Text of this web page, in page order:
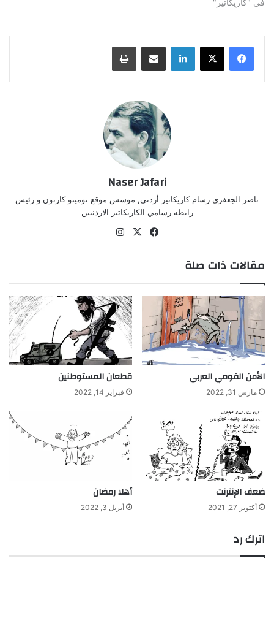
لينكدإن مشاركة عبر البريد طباعة
Naser Jafari
ناصر الجعفري رسام كاريكاتير أردني, موسس موقع توميتو كارتون و رئيس
رابطة رسامي الكاريكاتير الاردنيين
فيسبوك
‫X
مقالات ذات صلة
الأمن القومي العربي
مارس 31, 2022
قطعان المستوطنين
فبراير 14, 2022
ضعف الإنترنت
أكتوبر 27, 2021
أهلا رمضان
أبريل 3, 2022
اترك رد